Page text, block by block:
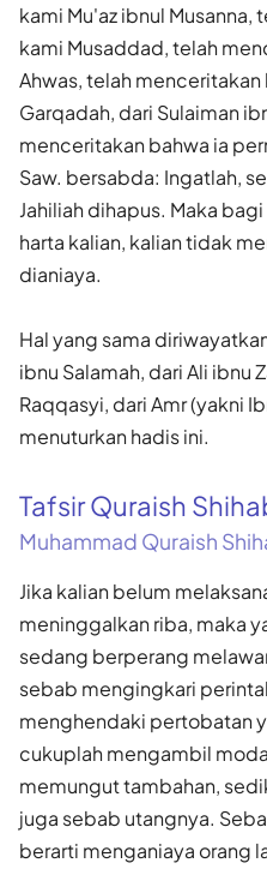
kami Mu'az ibnul
kami Musaddad, telah
Ahwas, telah
Garqadah, dari Sulaiman
menceritakan bahwa ia
Saw. bersabda: Ingatlah,
Jahiliah dihapus. Maka
harta kalian, kalian tidak
dianiaya.
Hal yang sama
ibnu Salamah, dari Ali ibnu
Raqqasyi, dari Amr (yakni
menuturkan hadis ini.
Tafsir Quraish
Muhammad Quraish
Jika kalian belum
meninggalkan riba, maka
sedang berperang
sebab mengingkari
menghendaki pertobatan
cukuplah mengambil
memungut tambahan,
juga sebab utangnya.
berarti menganiaya orang